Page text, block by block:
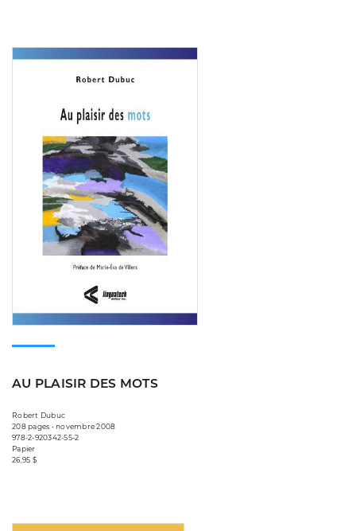
AU PLAISIR DES MOTS
Robert Dubuc
208 pages • novembre 2008
978-2-920342-55-2
Papier
26,95 $